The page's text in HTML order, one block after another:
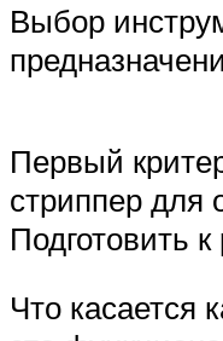
Выбор
Первый
стриппер для
Подготовить
Что касается